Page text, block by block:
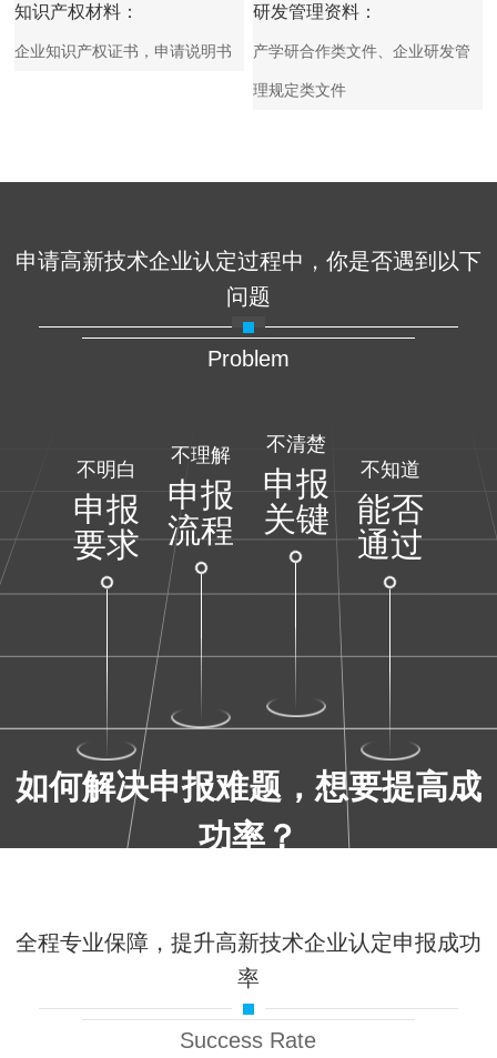
知识产权材料：
企业知识产权证书，申请说明书
研发管理资料：
产学研合作类文件、企业研发管
理规定类文件
申请高新技术企业认定过程中，你是否遇到以下
问题
Problem
不明白
申报
要求
不理解
申报
流程
不清楚
申报
关键
不知道
能否
通过
如何解决申报难题，想要提高成
功率？
全程专业保障，提升高新技术企业认定申报成功
率
Success Rate